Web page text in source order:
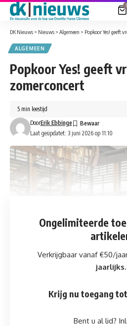
DK Nieuws > Nieuws > Algemeen > Popkoor Yes! geeft
ALGEMEEN
Popkoor Yes! geeft
zomerconcert
Laat geüpdatet: 3 juni 2026 op 11:10
DoorErik Ebbinge
5 min leestijd
Ongelimiteerde
Verkrijgbaar vanaf €50/
jaarlijks.
Krijg nu toegang
Bent u al lid?